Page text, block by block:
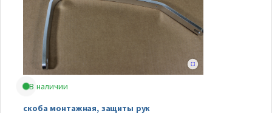
В наличии
скоба монтажная, защиты рук